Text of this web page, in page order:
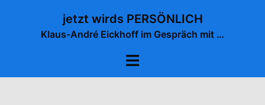
jetzt wirds PERSÖNLICH
Klaus-André Eickhoff im Gespräch mit …
Menü